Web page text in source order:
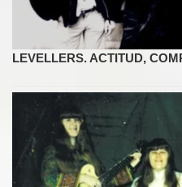
LEVELLERS. ACTITUD,